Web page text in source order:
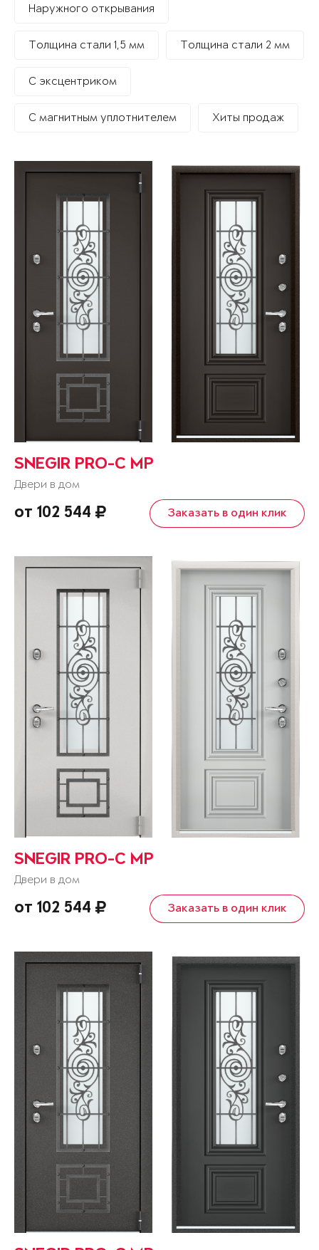
Наружного открывания
Толщина стали 1,5 мм Толщина стали 2 мм
С эксцентриком
С магнитным уплотнителем Хиты продаж
SNEGIR PRO-C MP
Двери в дом
от 102 544 Заказать в один клик
SNEGIR PRO-C MP
Двери в дом
от 102 544 Заказать в один клик